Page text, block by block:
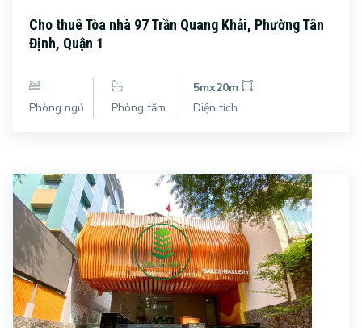
Cho thuê Tòa nhà 97 Trần Quang Khải, Phường Tân
Định, Quận 1
Phòng ngủ Phòng tắm
5mx20m
Diện tích